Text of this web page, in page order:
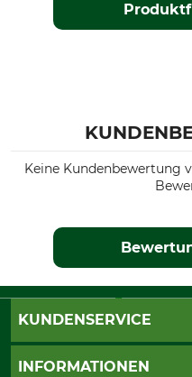
Keine Kundenbewertung
KUNDENSERVICE
Katalogbestellung
INFORMATIONEN